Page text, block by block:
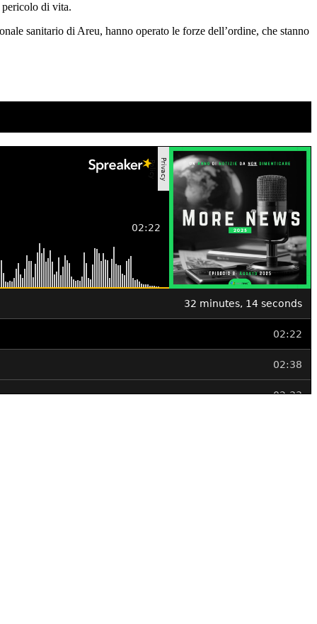
di vita.
sanitario di Areu, hanno operato le forze dell’ordine, che stanno